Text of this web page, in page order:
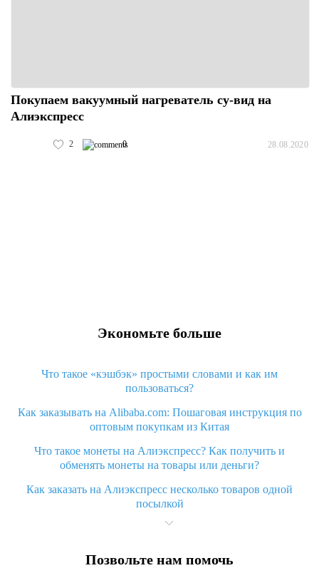
Покупаем вакуумный нагреватель су-вид на
Алиэкспресс
2 0 28.08.2020
Экономьте больше
Что такое «кэшбэк» простыми словами и как им
пользоваться?
Как заказывать на Alibaba.com: Пошаговая инструкция по
оптовым покупкам из Китая
Что такое монеты на Алиэкспресс? Как получить и
обменять монеты на товары или деньги?
Как заказать на Алиэкспресс несколько товаров одной
посылкой
Что значит статус «Заказ закрыт» на Алиэкспресс и что
Что делать, если Алиэкспресс просит ввести паспортные
Позвольте нам помочь